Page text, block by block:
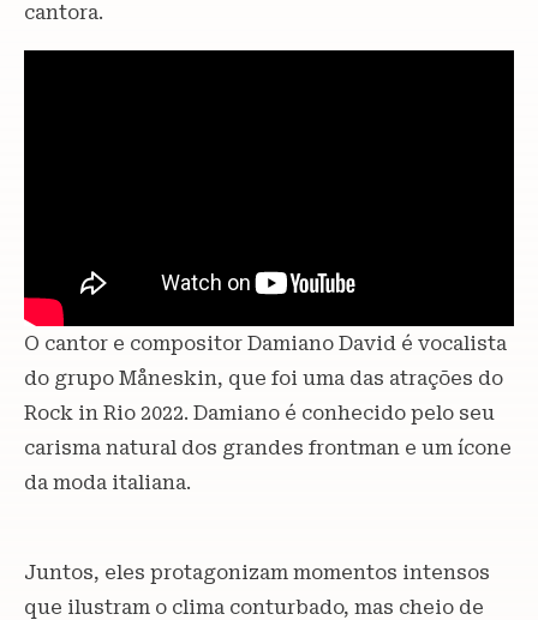
cantora.
O cantor e compositor Damiano David é vocalista
do grupo Måneskin, que foi uma das atrações do
Rock in Rio 2022. Damiano é conhecido pelo seu
carisma natural dos grandes frontman e um ícone
da moda italiana.
Juntos, eles protagonizam momentos intensos
que ilustram o clima conturbado, mas cheio de